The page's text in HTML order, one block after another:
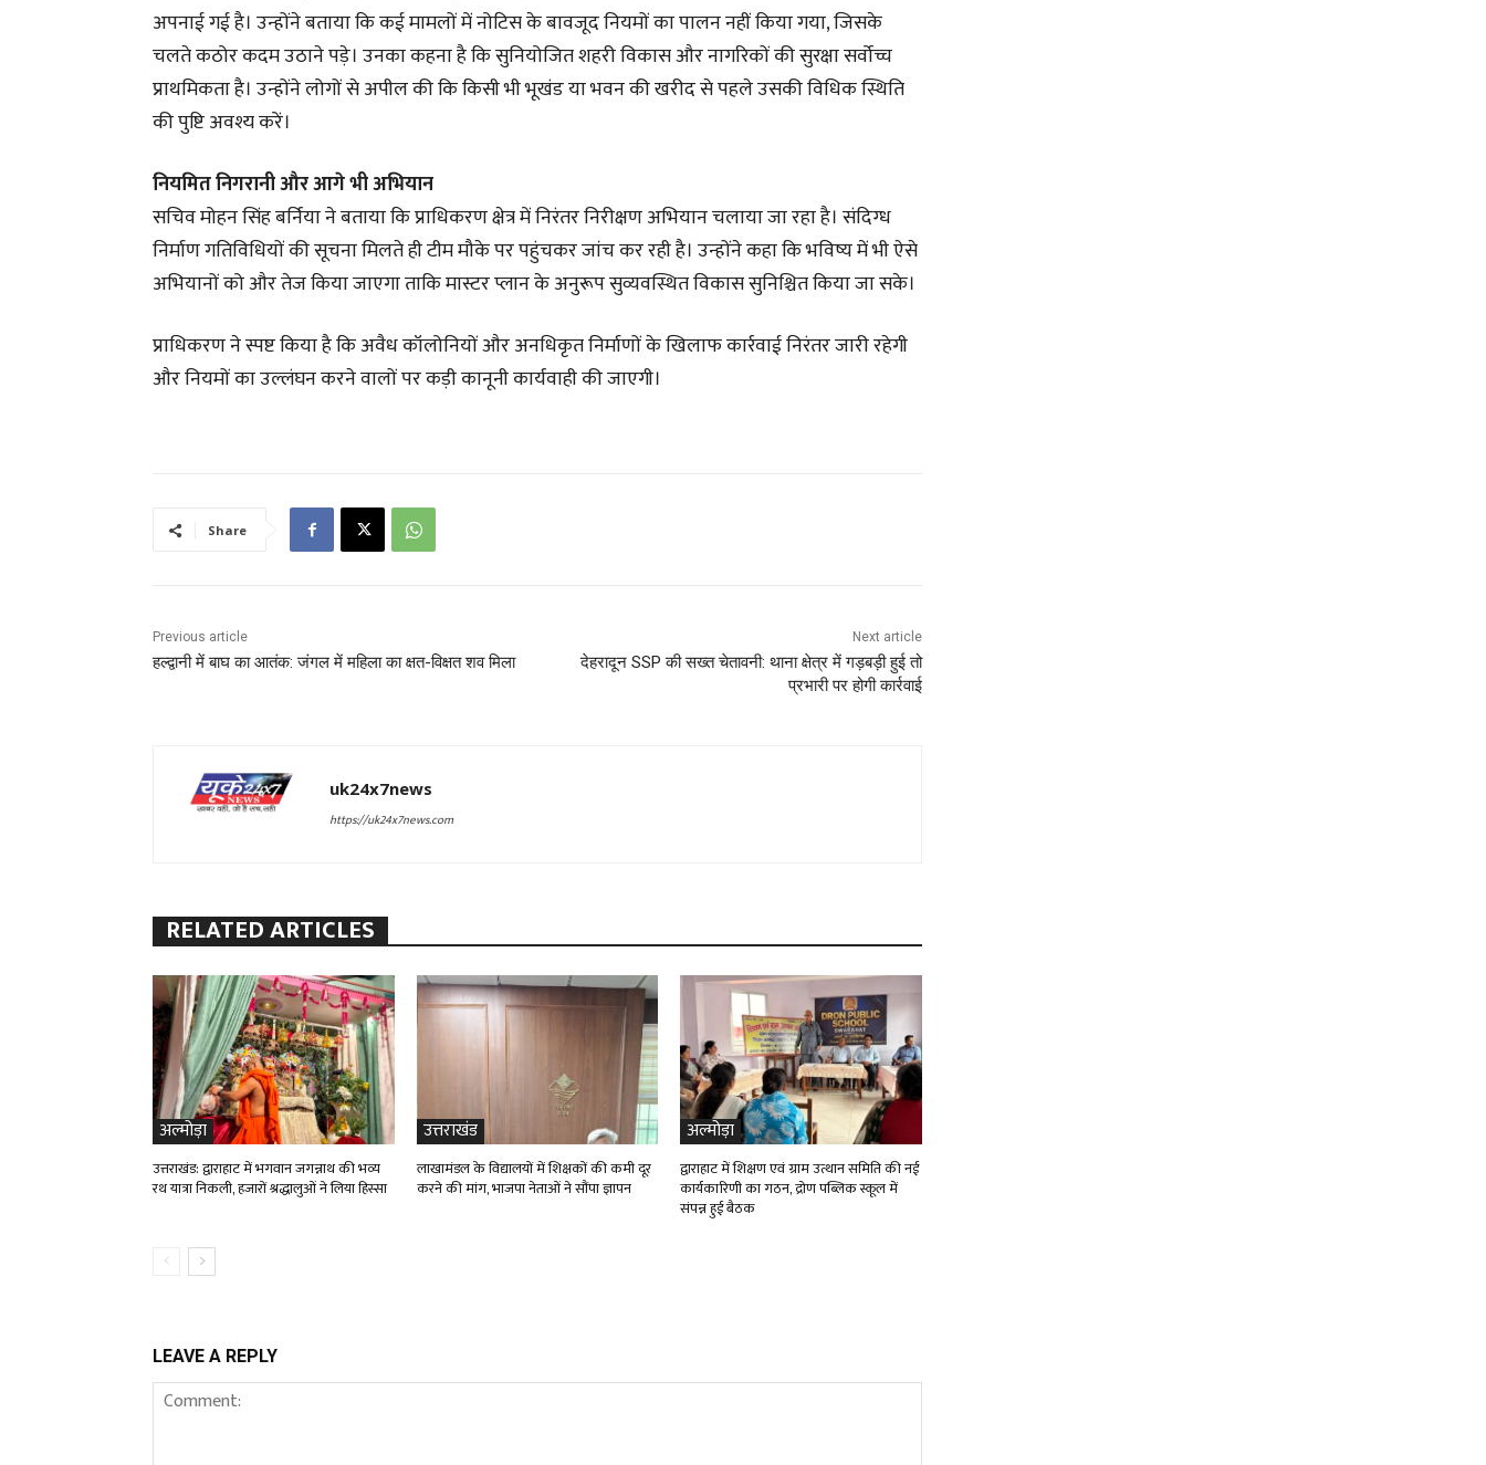
अपनाई गई है। उन्होंने बताया कि कई मामलों में नोटिस के बावजूद नियमों का पालन नहीं किया गया, जिसके
चलते कठोर कदम उठाने पड़े। उनका कहना है कि सुनियोजित शहरी विकास और नागरिकों की सुरक्षा सर्वोच्च
प्राथमिकता है। उन्होंने लोगों से अपील की कि किसी भी भूखंड या भवन की खरीद से पहले उसकी विधिक स्थिति
की पुष्टि अवश्य करें।
नियमित निगरानी और आगे भी अभियान
सचिव मोहन सिंह बर्निया ने बताया कि प्राधिकरण क्षेत्र में निरंतर निरीक्षण अभियान चलाया जा रहा है। संदिग्ध
निर्माण गतिविधियों की सूचना मिलते ही टीम मौके पर पहुंचकर जांच कर रही है। उन्होंने कहा कि भविष्य में भी ऐसे
अभियानों को और तेज किया जाएगा ताकि मास्टर प्लान के अनुरूप सुव्यवस्थित विकास सुनिश्चित किया जा सके।
प्राधिकरण ने स्पष्ट किया है कि अवैध कॉलोनियों और अनधिकृत निर्माणों के खिलाफ कार्रवाई निरंतर जारी रहेगी
और नियमों का उल्लंघन करने वालों पर कड़ी कानूनी कार्यवाही की जाएगी।
Share
Previous article
हल्द्वानी में बाघ का आतंक: जंगल में महिला का क्षत-विक्षत शव मिला
Next article
देहरादून SSP की सख्त चेतावनी: थाना क्षेत्र में गड़बड़ी हुई तो
प्रभारी पर होगी कार्रवाई
uk24x7news
https://uk24x7news.com
RELATED ARTICLES
अल्मोड़ा
उत्तराखंड: द्वाराहाट में भगवान जगन्नाथ की भव्य
रथ यात्रा निकली, हजारों श्रद्धालुओं ने लिया हिस्सा
उत्तराखंड
लाखामंडल के विद्यालयों में शिक्षकों की कमी दूर
करने की मांग, भाजपा नेताओं ने सौंपा ज्ञापन
अल्मोड़ा
द्वाराहाट में शिक्षण एवं ग्राम उत्थान समिति की नई
कार्यकारिणी का गठन, द्रोण पब्लिक स्कूल में
संपन्न हुई बैठक
LEAVE A REPLY